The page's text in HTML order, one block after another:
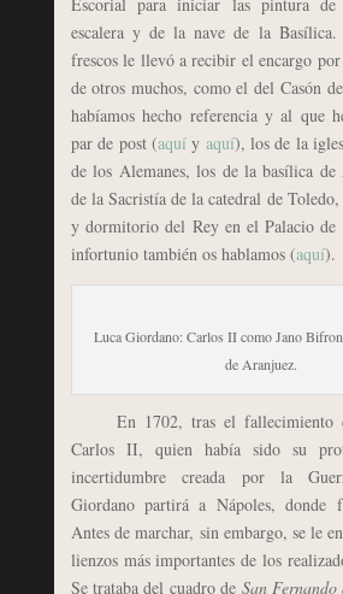
Escorial para iniciar las pintura
escalera y de la nave de la
frescos le llevó a recibir el encargo
de otros muchos, como el del Casón
habíamos hecho referencia y al que
par de post (aquíy aquí), los de la
de los Alemanes, los de la basílica
de la Sacristía de la catedral de
y dormitorio del Rey en el Palacio de
infortunio también os hablamos (aquí).
Luca Giordano: Carlos II como Jano
de Aranjuez.
En 1702, tras el fallecimiento
Carlos II, quien había sido su
incertidumbre creada por la
Giordano partirá a Nápoles, donde
Antes de marchar, sin embargo, se le
lienzos más importantes de los
Se trataba del cuadro de San